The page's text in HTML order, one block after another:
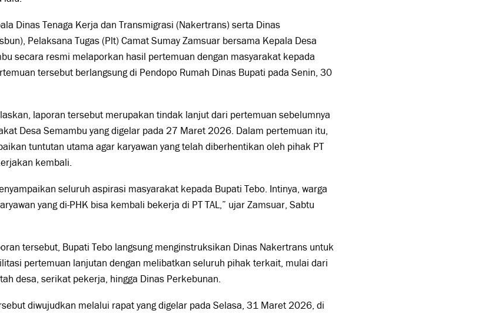
Dinas Tenaga Kerja dan Transmigrasi (Nakertrans) serta Dinas
Pelaksana Tugas (Plt) Camat Sumay Zamsuar bersama Kepala Desa
secara resmi melaporkan hasil pertemuan dengan masyarakat kepada
tersebut berlangsung di Pendopo Rumah Dinas Bupati pada Senin, 30
laporan tersebut merupakan tindak lanjut dari pertemuan sebelumnya
Desa Semambu yang digelar pada 27 Maret 2026. Dalam pertemuan itu,
tuntutan utama agar karyawan yang telah diberhentikan oleh pihak PT
kembali.
seluruh aspirasi masyarakat kepada Bupati Tebo. Intinya, warga
yang di-PHK bisa kembali bekerja di PT TAL,” ujar Zamsuar, Sabtu
tersebut, Bupati Tebo langsung menginstruksikan Dinas Nakertrans untuk
pertemuan lanjutan dengan melibatkan seluruh pihak terkait, mulai dari
desa, serikat pekerja, hingga Dinas Perkebunan.
diwujudkan melalui rapat yang digelar pada Selasa, 31 Maret 2026, di